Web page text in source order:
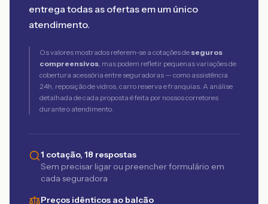
entrega todas as ofertas em um único
atendimento.
Os valores mostrados referem-se a cotações de seguros
compreensivos, mas podem refletir pequenas variações de
cobertura acessória entre seguradoras — como assistência
24h, reposição de vidros, carro reserva e franquias. A análise
detalhada de cada proposta é feita por nossos corretores
durante o atendimento.
1 cotação, 18 respostas
Sem precisar ligar ou preencher formulário em
cada seguradora
Preços idênticos ao balcão